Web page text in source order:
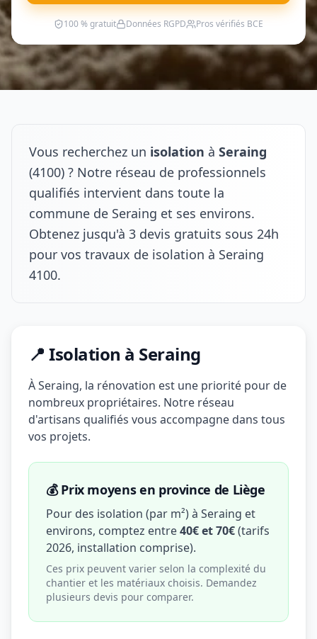
100 % gratuit Données RGPD Pros vérifiés BCE
Vous recherchez un isolation à Seraing
(4100) ? Notre réseau de professionnels
qualifiés intervient dans toute la
commune de Seraing et ses environs.
Obtenez jusqu'à 3 devis gratuits sous 24h
pour vos travaux de isolation à Seraing
4100.
📍 Isolation à Seraing
À Seraing, la rénovation est une priorité pour de
nombreux propriétaires. Notre réseau
d'artisans qualifiés vous accompagne dans tous
vos projets.
💰 Prix moyens en province de Liège
Pour des isolation (par m²) à Seraing et
environs, comptez entre40€ et 70€(tarifs
2026, installation comprise).
Ces prix peuvent varier selon la complexité du
chantier et les matériaux choisis. Demandez
plusieurs devis pour comparer.